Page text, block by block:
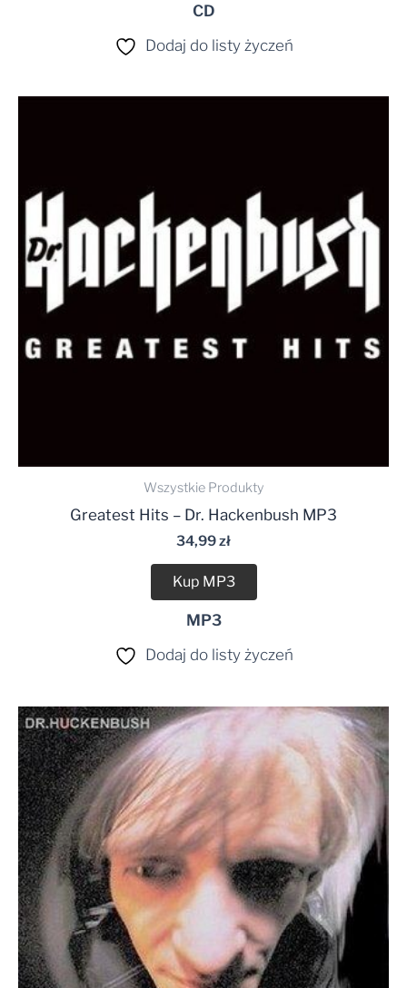
CD
Dodaj do listy życzeń
Wszystkie Produkty
Greatest Hits – Dr. Hackenbush MP3
34,99zł
Kup MP3
MP3
Dodaj do listy życzeń
Zakres
od
24,99 zł
30,00 zł